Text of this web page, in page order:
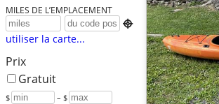
MILES DE L’EMPLACEMENT

utiliser la carte...
Prix
Gratuit
$ – $